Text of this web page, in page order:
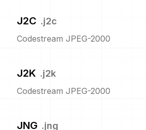
J2C .j2c
Codestream JPEG-2000
J2K .j2k
Codestream JPEG-2000
JNG .jng